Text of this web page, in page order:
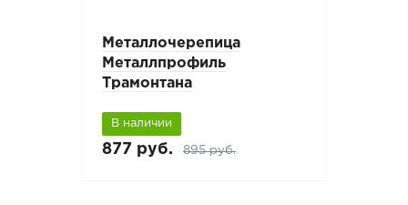
Металлочерепица
Металлпрофиль
Трамонтана
В наличии
877 руб. 895 руб.